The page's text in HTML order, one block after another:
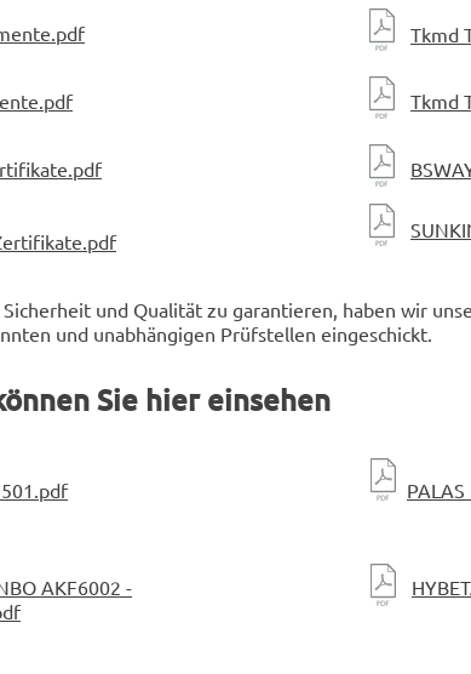
Tkmd
Tkmd
und Qualität zu garantieren, haben wir
und unabhängigen Prüfstellen eingeschickt.
Sie hier einsehen
AKF6002 -